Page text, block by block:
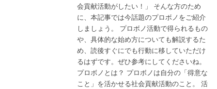
会貢献活動がしたい！」 そんな方のため
に、本記事では今話題のプロボノをご紹介
しましょう。 プロボノ活動で得られるもの
や、具体的な始め方についても解説するた
め、読後すぐにでも行動に移していただけ
るはずです。ぜひ参考にしてくださいね。
プロボノとは？ プロボノは自分の「得意な
こと」を活かせる社会貢献活動のこと。 活